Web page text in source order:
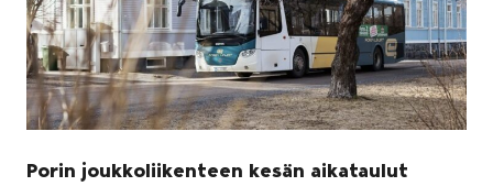
Porin joukkoliikenteen kesän aikataulut